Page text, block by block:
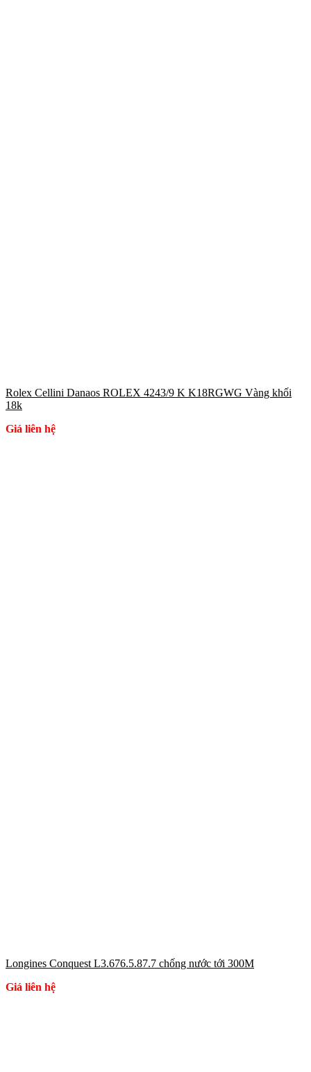
Rolex Cellini Danaos ROLEX 4243/9 K K18RGWG Vàng khối
18k
Giá liên hệ
Longines Conquest L3.676.5.87.7 chống nước tới 300M
Giá liên hệ